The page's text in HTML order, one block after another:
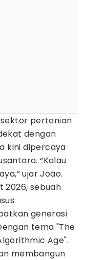
pertanian
dengan
kini dipercaya
“Kalau
ujar Joao.
2026, sebuah
generasi
tema "The
Age".
membangun